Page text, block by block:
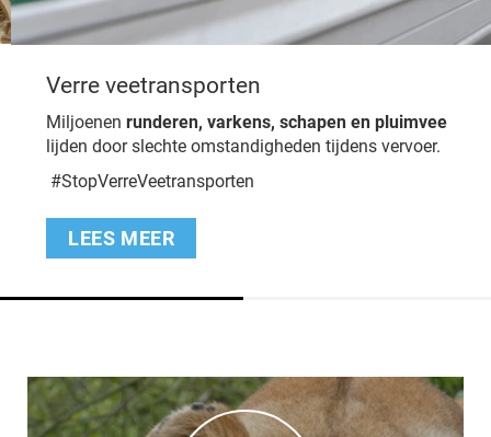
Verre veetransporten
Miljoenenrunderen, varkens, schapen en pluimvee
lijden door slechte omstandigheden tijdens vervoer.
#StopVerreVeetransporten
LEES MEER